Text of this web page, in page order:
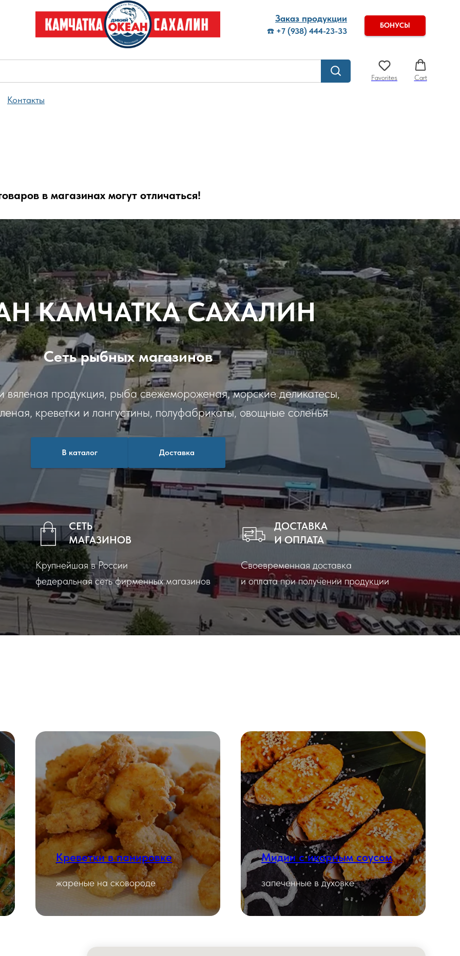
Заказ продукции
☎️ +7 (938) 444-23-33
БОНУСЫ
Favorites Cart
Контакты
в магазинах могут отличаться!
КАМЧАТКА САХАЛИН
Сеть рыбных магазинов
вяленая продукция, рыба свежемороженая, морские деликатесы,
креветки и лангустины, полуфабрикаты, овощные соленья
В каталог Доставка
СЕТЬ
МАГАЗИНОВ
Крупнейшая в России
федеральная сеть фирменных магазинов
ДОСТАВКА
И ОПЛАТА
Своевременная доставка
и оплата при получении продукции
Креветки в панировке
жареные на сковороде
Смотреть
Мидии с икорным соусом
запеченные в духовке
Смотреть